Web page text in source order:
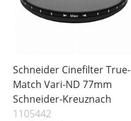
Schneider Cinefilter True-
Match Vari-ND 77mm
Schneider-Kreuznach
1105442